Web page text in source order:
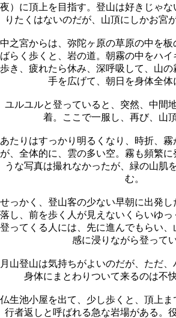
夜）に頂上を目指す。登山は好きじゃ
りたくはないのだが、山頂にしかお宮
中之宮からは、弥陀ヶ原の草原の中を
ばらく歩くと、岩の道。朝霧の中をハイ
歩き、疲れたら休み、深呼吸して、山
手を広げて、朝日を身体全体
ユルユルと登っていると、突然、中間
着。ここで一服し、再び、山
あたりはすっかり明るくなり、時折、
が、全体的に、雲の多い空。霧も頻繁に
うな写真は撮れなかったが、緑の山肌
む。
せっかく、登山客の少ない早朝に出発
落し、前を歩く人が見えないくらいゆ
登ってくる人には、先に進んでもらい
感に浸りながら登ってい
月山登山は気持ちがよいのだが、ただ、
身体にまとわりついて来るのは不
仏生池小屋を出て、少し歩くと、頂上ま
行者返しと呼ばれる急な岩場がある。